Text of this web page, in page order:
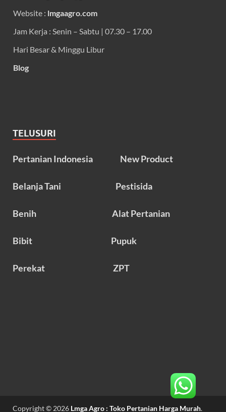
Website : lmgaagro.com
Jam Kerja : Senin – Sabtu | 07.30 – 17.00
Hari Besar & Minggu Libur
Blog
TELUSURI
Pertanian Indonesia New Product
Belanja Tani Pestisida
Benih Alat Pertanian
Bibit Pupuk
Perekat ZPT
Copyright © 2026 Lmga Agro : Toko Pertanian Harga Murah.